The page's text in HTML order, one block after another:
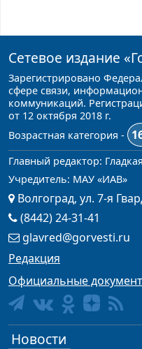
Сетевое издание
Зарегистрировано
сфере связи,
коммуникаций.
от 12 октября 2018 г.
Возрастная категория -
Главный редактор:
Учредитель: МАУ «ИАВ»
Волгоград, ул. 7-я
(8442) 24-31-41
glavred@gorvesti.ru
Редакция
Официальные
Новости